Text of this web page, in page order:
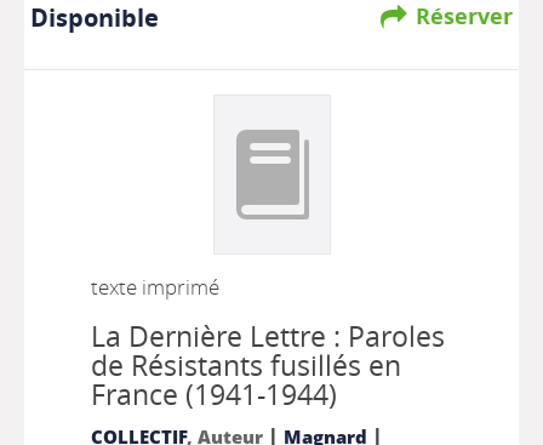
Réserver
Disponible
texte imprimé
La Dernière Lettre : Paroles
de Résistants fusillés en
France (1941-1944)
COLLECTIF, Auteur | Magnard |